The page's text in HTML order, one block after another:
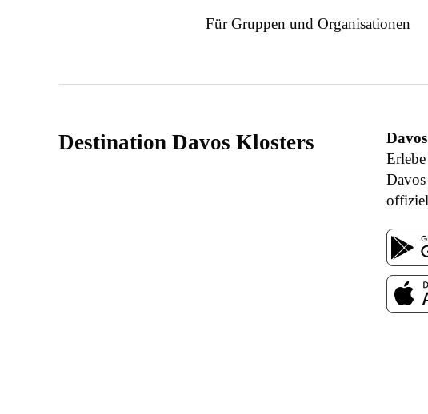
Für Gruppen und Organisationen
Destination Davos Klosters